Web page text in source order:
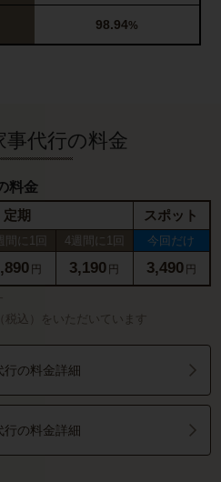
98.94%
事代行の料金
料金
定期 スポット
間に1回 4週間に1回 今回だけ
円 3,190 円 3,490 円
（税込）をいただいています
行の料金詳細
行の料金詳細